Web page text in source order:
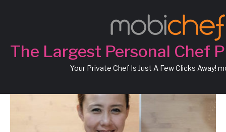
The Largest Personal Chef
Your Private Chef Is Just A Few Clicks Away!